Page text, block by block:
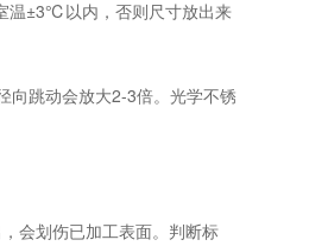
温±3℃以内，否则尺寸放出来
向跳动会放大2-3倍。光学不锈
会划伤已加工表面。判断标